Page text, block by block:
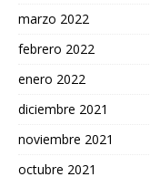
marzo 2022
febrero 2022
enero 2022
diciembre 2021
noviembre 2021
octubre 2021